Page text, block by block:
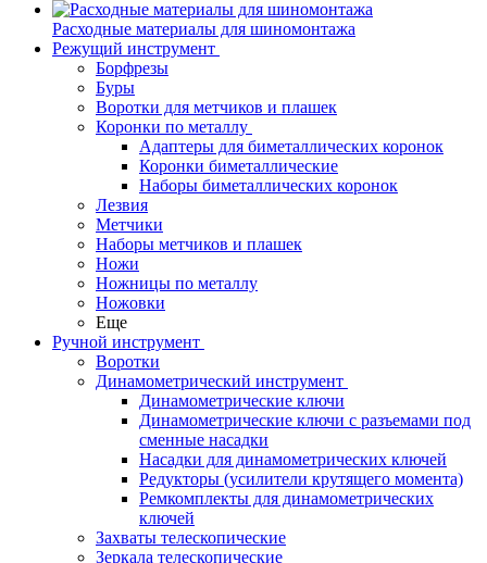
Расходные материалы для шиномонтажа
Режущий инструмент
Борфрезы
Буры
Воротки для метчиков и плашек
Коронки по металлу
Адаптеры для биметаллических коронок
Коронки биметаллические
Наборы биметаллических коронок
Лезвия
Метчики
Наборы метчиков и плашек
Ножи
Ножницы по металлу
Ножовки
Еще
Ручной инструмент
Воротки
Динамометрический инструмент
Динамометрические ключи
Динамометрические ключи с разъемами под
сменные насадки
Насадки для динамометрических ключей
Редукторы (усилители крутящего момента)
Ремкомплекты для динамометрических
ключей
Захваты телескопические
Зеркала телескопические